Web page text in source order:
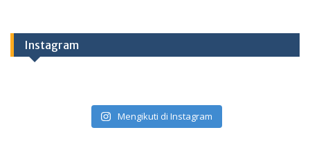
Instagram
Mengikuti di Instagram